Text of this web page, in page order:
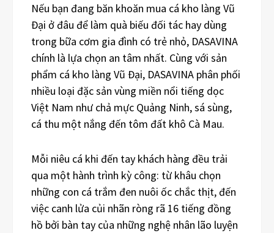
Nếu bạn đang băn khoăn mua cá kho làng Vũ
Đại ở đâu để làm quà biếu đối tác hay dùng
trong bữa cơm gia đình có trẻ nhỏ, DASAVINA
chính là lựa chọn an tâm nhất. Cùng với sản
phẩm cá kho làng Vũ Đại, DASAVINA phân phối
nhiều loại đặc sản vùng miền nổi tiếng dọc
Việt Nam như chả mực Quảng Ninh, sá sùng,
cá thu một nắng đến tôm đất khô Cà Mau.
Mỗi niêu cá khi đến tay khách hàng đều trải
qua một hành trình kỳ công: từ khâu chọn
những con cá trắm đen nuôi ốc chắc thịt, đến
việc canh lửa củi nhãn ròng rã 16 tiếng đồng
hồ bởi bàn tay của những nghệ nhân lão luyện